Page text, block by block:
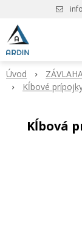
Úvod
Kĺbové
Kĺbová